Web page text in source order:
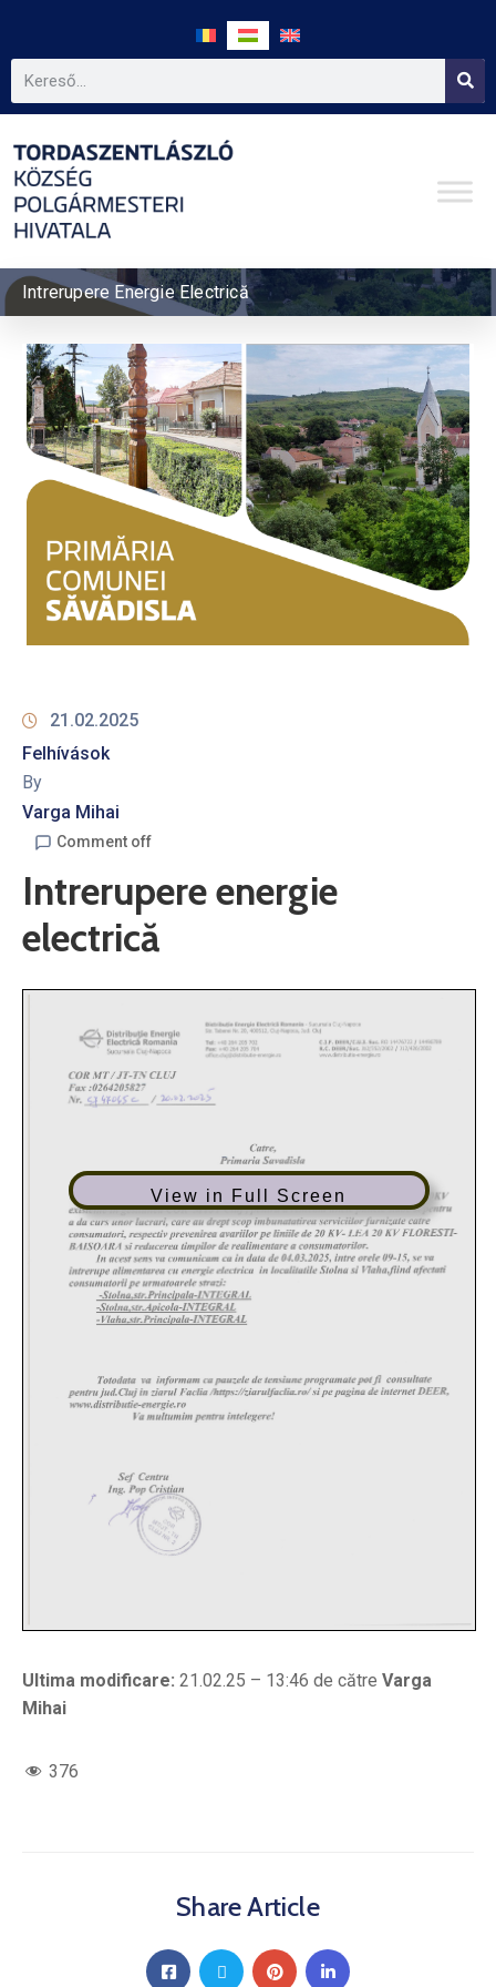
Intrerupere Energie Electrică
21.02.2025
Felhívások
By
Varga Mihai
Comment off
Intrerupere energie
electrică
View in Full Screen
Ultima modificare: 21.02.25 – 13:46 de către Varga
Mihai
376
Share Article